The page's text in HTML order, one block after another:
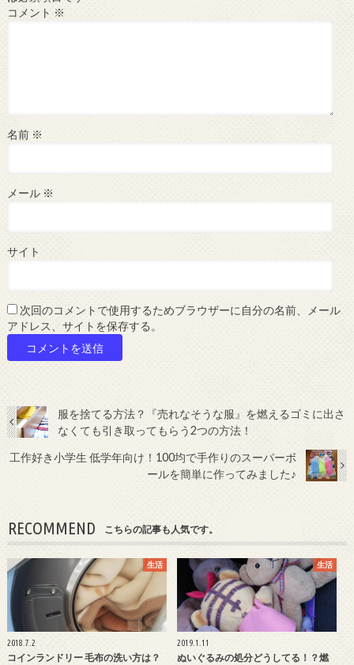
コメント ※
名前 ※
メール ※
サイト
次回のコメントで使用するためブラウザーに自分の名前、メール
アドレス、サイトを保存する。
服を捨てる方法？『売れなそうな服』を燃えるゴミに出さ
なくても引き取ってもらう2つの方法！
工作好き小学生 低学年向け！100均で手作りのスーパーボ
ールを簡単に作ってみました♪
RECOMMEND こちらの記事も人気です。
生活
2018.7.2
コインランドリー 毛布の洗い方は？
生活
2019.1.11
ぬいぐるみの処分どうしてる！？燃